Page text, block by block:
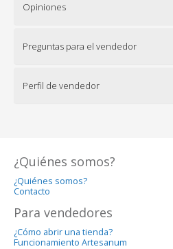
Opiniones
Preguntas para el vendedor
Perfil de vendedor
¿Quiénes somos?
¿Quiénes somos?
Contacto
Para vendedores
¿Cómo abrir una tienda?
Funcionamiento Artesanum